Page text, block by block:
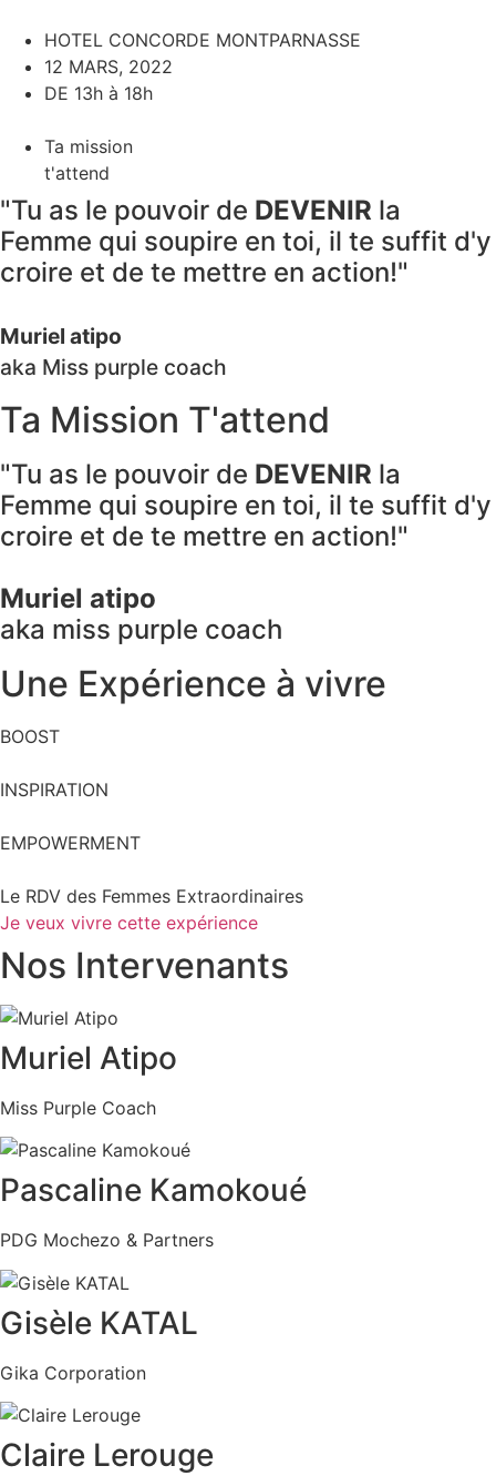
HOTEL CONCORDE MONTPARNASSE
12 MARS, 2022
DE 13h à 18h
Ta mission
t'attend
"Tu as le pouvoir de DEVENIR la
Femme qui soupire en toi, il te suffit d'y
croire et de te mettre en action!"
Muriel atipo
aka Miss purple coach
Ta Mission T'attend
"Tu as le pouvoir de DEVENIR la
Femme qui soupire en toi, il te suffit d'y
croire et de te mettre en action!"
Muriel atipo
aka miss purple coach
Une Expérience à vivre
BOOST
INSPIRATION
EMPOWERMENT
Le RDV des Femmes Extraordinaires
Je veux vivre cette expérience
Nos Intervenants
Muriel Atipo
Miss Purple Coach
Pascaline Kamokoué
PDG Mochezo & Partners
Gisèle KATAL
Gika Corporation
Claire Lerouge